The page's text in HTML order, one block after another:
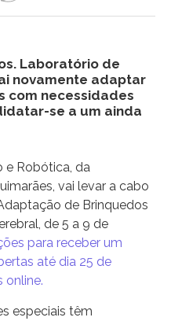
Laboratório de
novamente adaptar
com necessidades
se a um ainda
e Robótica, da
vai levar a cabo
de Brinquedos
de 5 a 9 de
para receber um
até dia 25 de
online.
especiais têm